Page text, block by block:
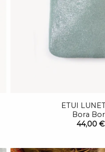
ETUI
Bora
44,00 €